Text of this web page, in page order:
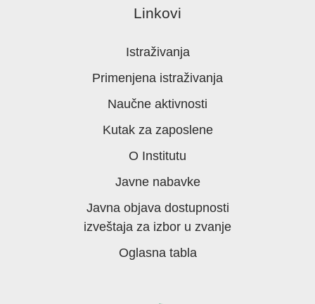
Linkovi
Istraživanja
Primenjena istraživanja
Naučne aktivnosti
Kutak za zaposlene
O Institutu
Javne nabavke
Javna objava dostupnosti
izveštaja za izbor u zvanje
Oglasna tabla